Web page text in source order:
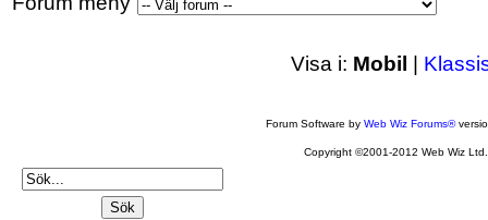
Visa i: Mobil |
Forum Software byWeb Wiz Forums®
Copyright ©2001-2012 Web Wiz Ltd.